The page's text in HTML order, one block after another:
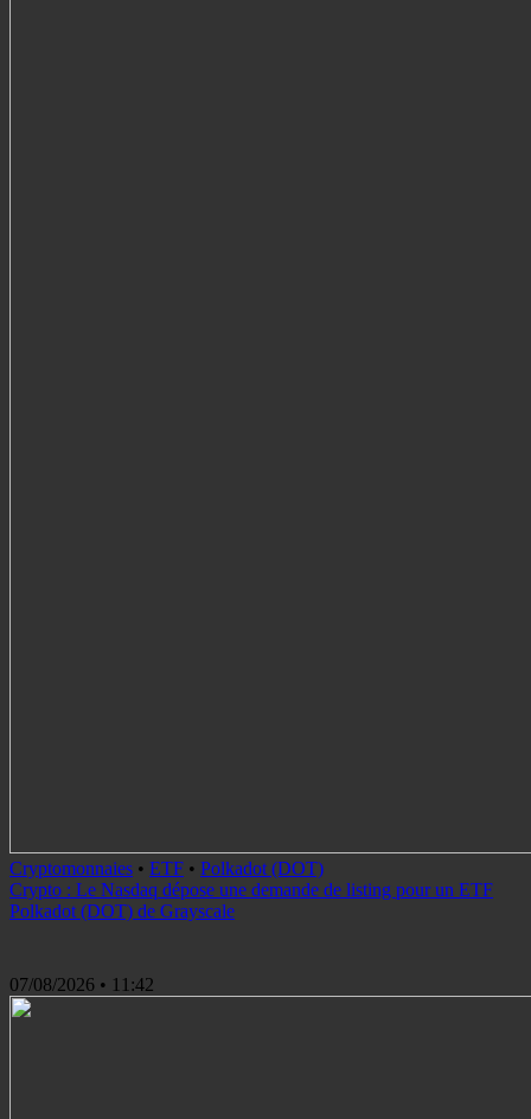
Cryptomonnaies • ETF • Polkadot (DOT)
Crypto : Le Nasdaq dépose une demande de listing pour un ETF
Polkadot (DOT) de Grayscale
07/08/2026 • 11:42